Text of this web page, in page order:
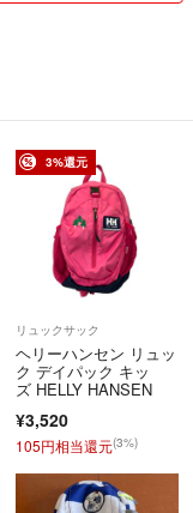
3%還元
リュックサック
ヘリーハンセン リュッ
ク デイパック キッ
ズ HELLY HANSEN
¥3,520
105円相当還元(3%)